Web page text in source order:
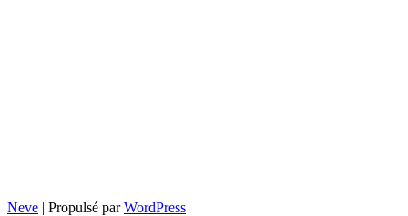
Neve | Propulsé parWordPress